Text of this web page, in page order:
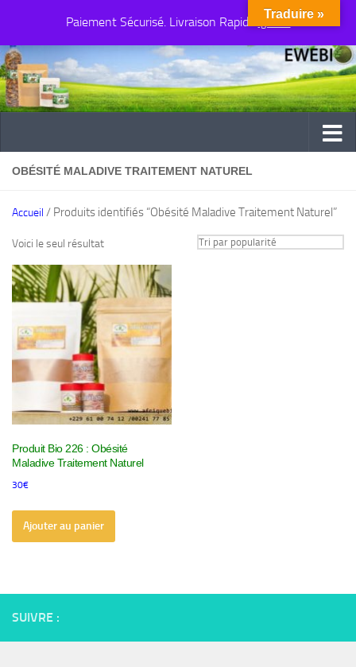
Paiement Sécurisé. Livraison Rapide Ignorer
Au dessous du contenu
OBÉSITÉ MALADIVE TRAITEMENT NATUREL
Accueil / Produits identifiés “Obésité Maladive Traitement Naturel”
Voici le seul résultat
Produit Bio 226 : Obésité
Maladive Traitement Naturel
30€
Ajouter au panier
SUIVRE :
Traduire »